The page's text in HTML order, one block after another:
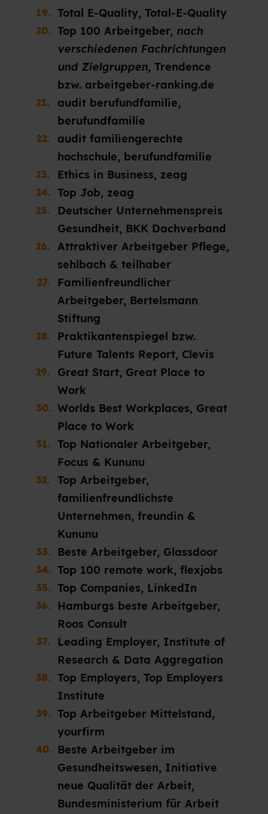
Total E-Quality, Total-E-Quality
Top 100 Arbeitgeber, nach
verschiedenen Fachrichtungen
und Zielgruppen, Trendence
bzw. arbeitgeber-ranking.de
audit berufundfamilie,
berufundfamilie
audit familiengerechte
hochschule, berufundfamilie
Ethics in Business, zeag
Top Job, zeag
Deutscher Unternehmenspreis
Gesundheit, BKK Dachverband
Attraktiver Arbeitgeber Pflege,
sehlbach & teilhaber
Familienfreundlicher
Arbeitgeber, Bertelsmann
Stiftung
Praktikantenspiegel bzw.
Future Talents Report, Clevis
Great Start, Great Place to
Work
Worlds Best Workplaces, Great
Place to Work
Top Nationaler Arbeitgeber,
Focus & Kununu
Top Arbeitgeber,
familienfreundlichste
Unternehmen, freundin &
Kununu
Beste Arbeitgeber, Glassdoor
Top 100 remote work, flexjobs
Top Companies, LinkedIn
Hamburgs beste Arbeitgeber,
Roos Consult
Leading Employer, Institute of
Research & Data Aggregation
Top Employers, Top Employers
Institute
Top Arbeitgeber Mittelstand,
yourfirm
Beste Arbeitgeber im
Gesundheitswesen, Initiative
neue Qualität der Arbeit,
Bundesministerium für Arbeit